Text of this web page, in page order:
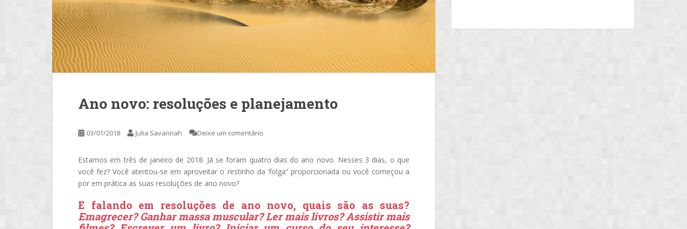
Ano novo: resoluções e planejamento
03/01/2018 Julia Savannah Deixe um comentário
Estamos em três de janeiro de 2018. Já se foram quatro dias do ano novo. Nesses 3 dias, o que
você fez? Você atentou-se em aproveitar o restinho da ‘folga” proporcionada ou você começou a
por em prática as suas resoluções de ano novo?
E falando em resoluções de ano novo, quais são as suas?
Emagrecer? Ganhar massa muscular? Ler mais livros? Assistir mais